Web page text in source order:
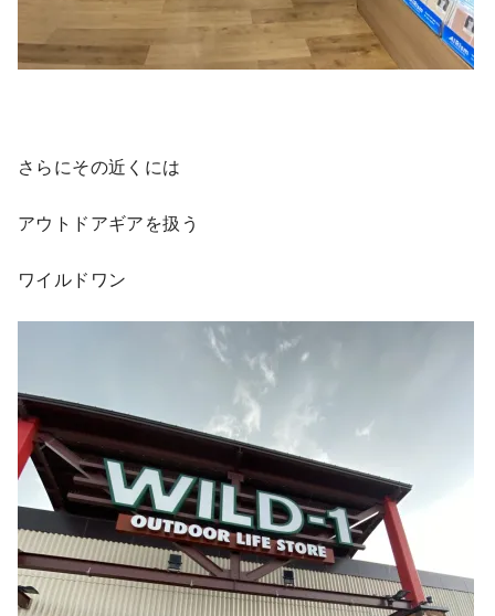
さらにその近くには
アウトドアギアを扱う
ワイルドワン